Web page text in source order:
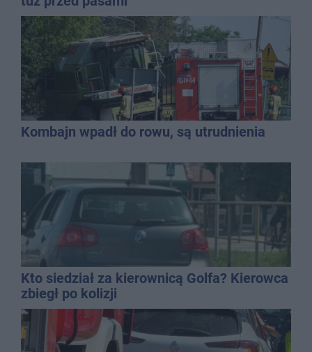
Kombajn wpadł do rowu, są utrudnienia
Kto siedział za kierownicą Golfa? Kierowca
zbiegł po kolizji